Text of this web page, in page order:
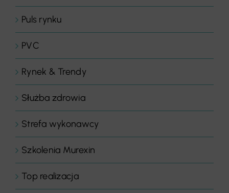
Puls rynku
PVC
Rynek & Trendy
Służba zdrowia
Strefa wykonawcy
Szkolenia Murexin
Top realizacja